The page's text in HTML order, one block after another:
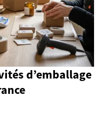
d’emballage